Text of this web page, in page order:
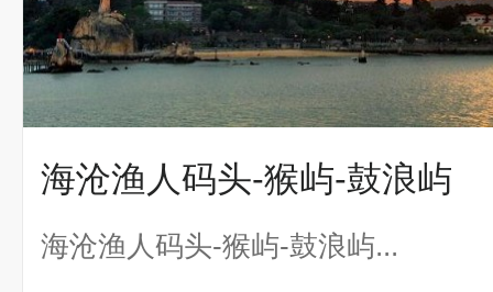
海沧渔人码头-猴屿-鼓浪屿
海沧渔人码头-猴屿-鼓浪屿...